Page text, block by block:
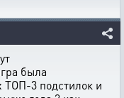
была
3 подстилок и